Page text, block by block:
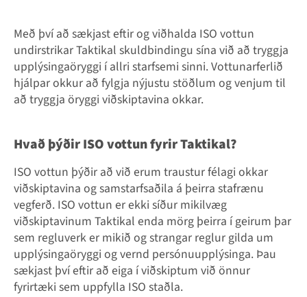
Með því að sækjast eftir og viðhalda ISO vottun
undirstrikar Taktikal skuldbindingu sína við að tryggja
upplýsingaöryggi í allri starfsemi sinni. Vottunarferlið
hjálpar okkur að fylgja nýjustu stöðlum og venjum til
að tryggja öryggi viðskiptavina okkar.
Hvað þýðir ISO vottun fyrir Taktikal?
ISO vottun þýðir að við erum traustur félagi okkar
viðskiptavina og samstarfsaðila á þeirra stafrænu
vegferð. ISO vottun er ekki síður mikilvæg
viðskiptavinum Taktikal enda mörg þeirra í geirum þar
sem regluverk er mikið og strangar reglur gilda um
upplýsingaöryggi og vernd persónuupplýsinga. Þau
sækjast því eftir að eiga í viðskiptum við önnur
fyrirtæki sem uppfylla ISO staðla.